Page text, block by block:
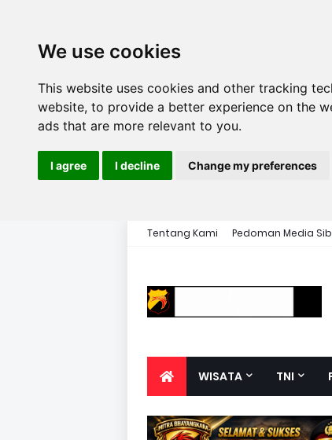
We use cookies
This website uses cookies and other tracking
website, to provide a better experience on the
ads that are more relevant to you.
I agree I decline Change my preferences
Tentang Kami Pedoman Media
WISATA TNI